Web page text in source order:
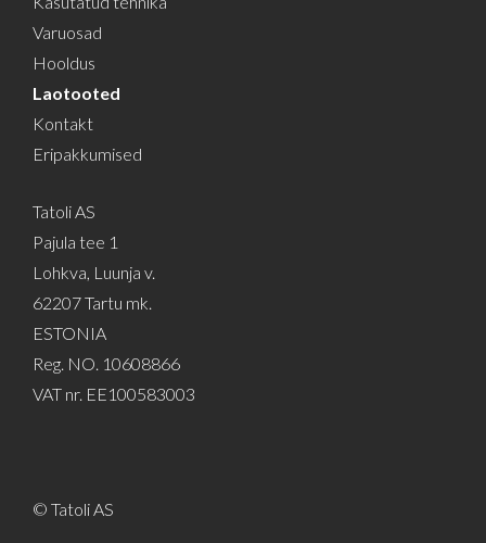
Varuosad
Hooldus
Laotooted
Kontakt
Eripakkumised
Tatoli AS
Pajula tee 1
Lohkva, Luunja v.
62207 Tartu mk.
ESTONIA
Reg. NO. 10608866
VAT nr. EE100583003
© Tatoli AS